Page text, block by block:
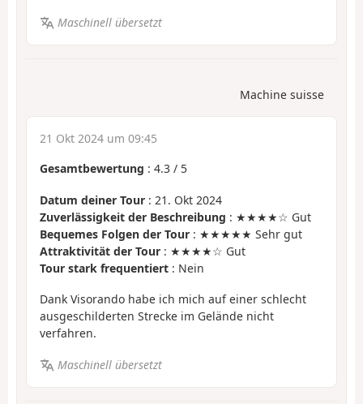
Maschinell übersetzt
Machine suisse
21 Okt 2024 um 09:45
Gesamtbewertung : 4.3 / 5
Datum deiner Tour : 21. Okt 2024
Zuverlässigkeit der Beschreibung : ★★★★☆ Gut
Bequemes Folgen der Tour : ★★★★★ Sehr gut
Attraktivität der Tour : ★★★★☆ Gut
Tour stark frequentiert : Nein
Dank Visorando habe ich mich auf einer schlecht
ausgeschilderten Strecke im Gelände nicht
verfahren.
Maschinell übersetzt